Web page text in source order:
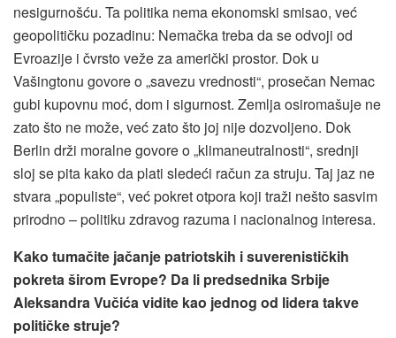
nesigurnošću. Ta politika nema ekonomski smisao, već
geopolitičku pozadinu: Nemačka treba da se odvoji od
Evroazije i čvrsto veže za američki prostor. Dok u
Vašingtonu govore o „savezu vrednosti“, prosečan Nemac
gubi kupovnu moć, dom i sigurnost. Zemlja osiromašuje ne
zato što ne može, već zato što joj nije dozvoljeno. Dok
Berlin drži moralne govore o „klimaneutralnosti“, srednji
sloj se pita kako da plati sledeći račun za struju. Taj jaz ne
stvara „populiste“, već pokret otpora koji traži nešto sasvim
prirodno – politiku zdravog razuma i nacionalnog interesa.
Kako tumačite jačanje patriotskih i suverenističkih
pokreta širom Evrope? Da li predsednika Srbije
Aleksandra Vučića vidite kao jednog od lidera takve
političke struje?